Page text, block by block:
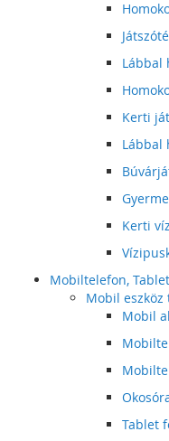
Lábbal
Kerti
Lábbal
Kerti
Mobiltelefon,
Mobil eszköz
Mobil
Tablet